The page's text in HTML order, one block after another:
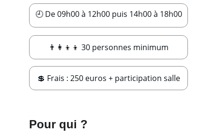
Pour qui ?
💲 Frais : 250 euros + participation salle
👨‍👩‍👦‍👦 30 personnes minimum
🕘 De 09h00 à 12h00 puis 14h00 à 18h00